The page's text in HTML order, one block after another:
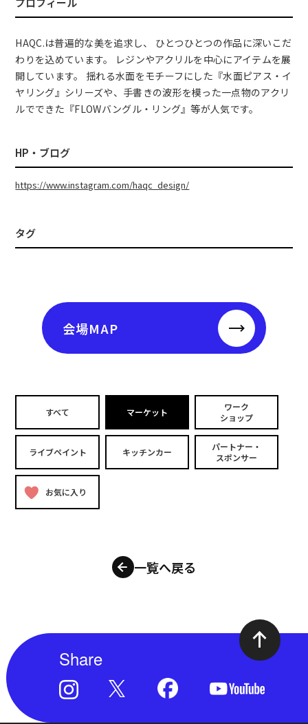
HAQC.は普遍的な美を追求し、 ひとつひとつの作品に深いこだ
わりを込めています。 レジンやアクリルを中心にアイテムを展
開しています。 揺れる水面をモチーフにした『水面ピアス・イ
ヤリング』シリーズや、手書きの波形を模った一点物のアクリ
ルでできた『FLOWバングル・リング』等が人気です。
HP・ブログ
https://www.instagram.com/haqc_design/
タグ
会場MAP
すべて マーケット
ワーク
ショップ
ライブペイント キッチンカー
パートナー・
スポンサー
お気に入り
一覧へ戻る
Share